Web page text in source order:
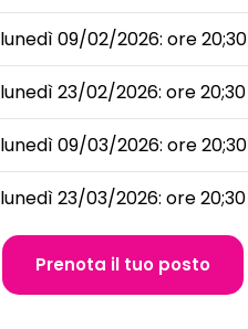
lunedì 09/02/2026: ore 20;30
lunedì 23/02/2026: ore 20;30
lunedì 09/03/2026: ore 20;30
lunedì 23/03/2026: ore 20;30
Prenota il tuo posto